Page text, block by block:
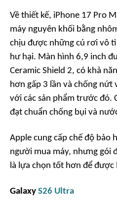
Về thiết kế, iPhone 17 Pro
máy nguyên khối bằng
chịu được những cú rơi vô
hư hại. Màn hình 6,9 inch
Ceramic Shield 2, có khả
hơn gấp 3 lần và chống nứt
với các sản phẩm trước đó.
đạt chuẩn chống bụi và
Apple cung cấp chế độ bảo
người mua máy, nhưng gói
là lựa chọn tốt hơn để được
Galaxy S26 Ultra